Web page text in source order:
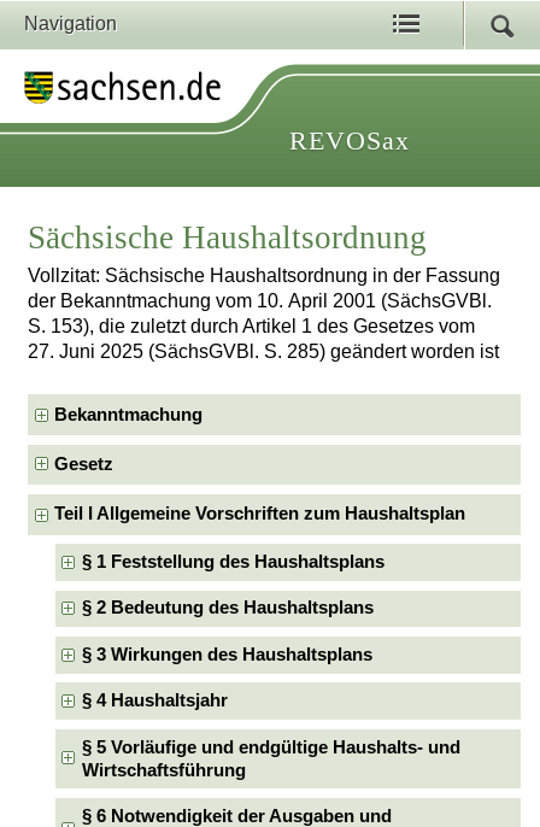
Navigation
REVOSax
Sächsische Haushaltsordnung
Vollzitat: Sächsische Haushaltsordnung in der Fassung
der Bekanntmachung vom 10. April 2001 (SächsGVBl.
S. 153), die zuletzt durch Artikel 1 des Gesetzes vom
27. Juni 2025 (SächsGVBl. S. 285) geändert worden ist
Bekanntmachung
Gesetz
Teil I Allgemeine Vorschriften zum Haushaltsplan
§ 1 Feststellung des Haushaltsplans
§ 2 Bedeutung des Haushaltsplans
§ 3 Wirkungen des Haushaltsplans
§ 4 Haushaltsjahr
§ 5 Vorläufige und endgültige Haushalts- und
Wirtschaftsführung
§ 6 Notwendigkeit der Ausgaben und